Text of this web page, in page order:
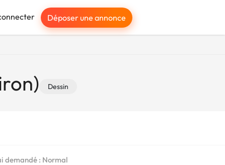
Déposer une annonce
Dessin
demandé : Normal